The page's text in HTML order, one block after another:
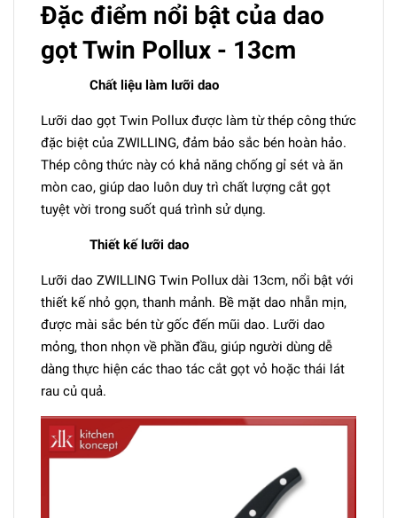
Đặc điểm nổi bật của dao
gọt Twin Pollux - 13cm
Chất liệu làm lưỡi dao
Lưỡi dao gọt Twin Pollux được làm từ thép công thức
đặc biệt của ZWILLING, đảm bảo sắc bén hoàn hảo.
Thép công thức này có khả năng chống gỉ sét và ăn
mòn cao, giúp dao luôn duy trì chất lượng cắt gọt
tuyệt vời trong suốt quá trình sử dụng.
Thiết kế lưỡi dao
Lưỡi dao ZWILLING Twin Pollux dài 13cm, nổi bật với
thiết kế nhỏ gọn, thanh mảnh. Bề mặt dao nhẵn mịn,
được mài sắc bén từ gốc đến mũi dao. Lưỡi dao
mỏng, thon nhọn về phần đầu, giúp người dùng dễ
dàng thực hiện các thao tác cắt gọt vỏ hoặc thái lát
rau củ quả.